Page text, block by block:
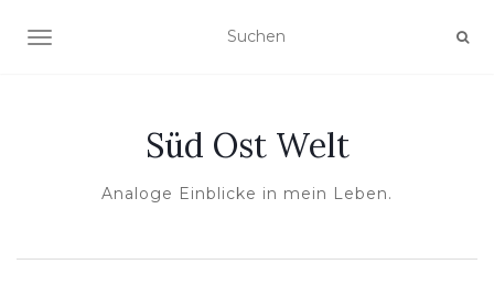
NAVIGATION UMSCHALTEN
Süd Ost Welt
Analoge Einblicke in mein Leben.